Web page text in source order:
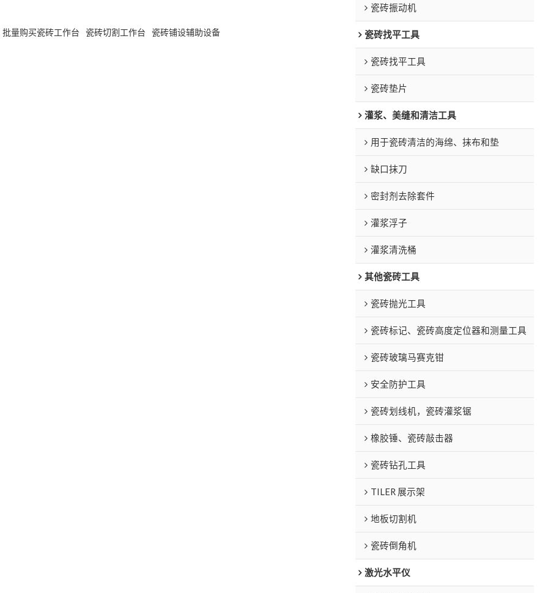
批量购买瓷砖工作台 瓷砖切割工作台 瓷砖铺设辅助设备
瓷砖振动机
瓷砖找平工具
瓷砖找平工具
瓷砖垫片
灌浆、美缝和清洁工具
用于瓷砖清洁的海绵、抹布和垫
缺口抹刀
密封剂去除套件
灌浆浮子
灌浆清洗桶
其他瓷砖工具
瓷砖抛光工具
瓷砖标记、瓷砖高度定位器和测量工具
瓷砖玻璃马赛克钳
安全防护工具
瓷砖划线机，瓷砖灌浆锯
橡胶锤、瓷砖敲击器
瓷砖钻孔工具
TILER 展示架
地板切割机
瓷砖倒角机
激光水平仪